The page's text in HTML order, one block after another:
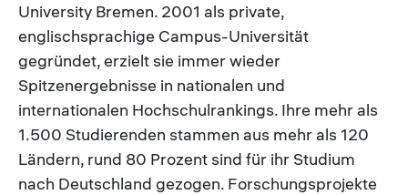
University Bremen. 2001 als private,
englischsprachige Campus-Universität
gegründet, erzielt sie immer wieder
Spitzenergebnisse in nationalen und
internationalen Hochschulrankings. Ihre mehr als
1.500 Studierenden stammen aus mehr als 120
Ländern, rund 80 Prozent sind für ihr Studium
nach Deutschland gezogen. Forschungsprojekte